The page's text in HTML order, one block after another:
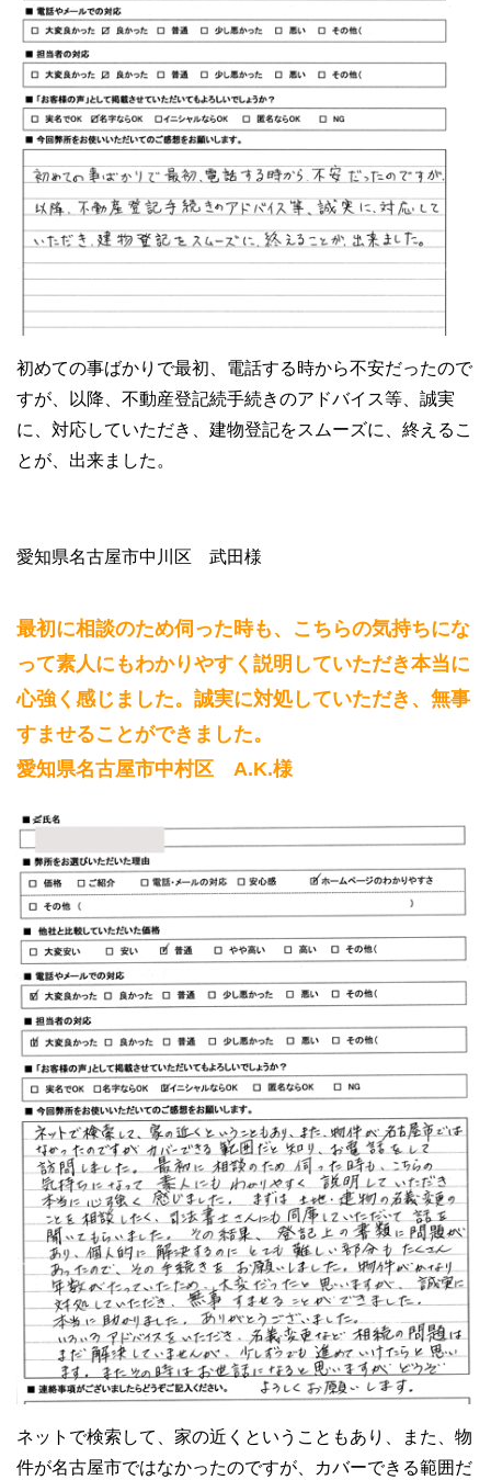
初めての事ばかりで最初、電話する時から不安だったので
すが、以降、不動産登記続手続きのアドバイス等、誠実
に、対応していただき、建物登記をスムーズに、終えるこ
とが、出来ました。
愛知県名古屋市中川区 武田様
最初に相談のため伺った時も、こちらの気持ちにな
って素人にもわかりやすく説明していただき本当に
心強く感じました。誠実に対処していただき、無事
すませることができました。
愛知県名古屋市中村区 A.K.様
ネットで検索して、家の近くということもあり、また、物
件が名古屋市ではなかったのですが、カバーできる範囲だ